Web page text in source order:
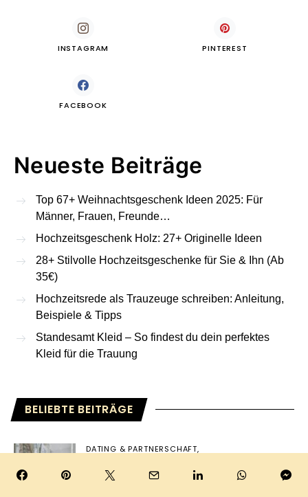
INSTAGRAM PINTEREST
FACEBOOK
Neueste Beiträge
Top 67+ Weihnachtsgeschenk Ideen 2025: Für
Männer, Frauen, Freunde…
Hochzeitsgeschenk Holz: 27+ Originelle Ideen
28+ Stilvolle Hochzeitsgeschenke für Sie & Ihn (Ab
35€)
Hochzeitsrede als Trauzeuge schreiben: Anleitung,
Beispiele & Tipps
Standesamt Kleid – So findest du dein perfektes
Kleid für die Trauung
BELIEBTE BEITRÄGE
DATING & PARTNERSCHAFT
147+ Wie gut kennst du mich Fragen: